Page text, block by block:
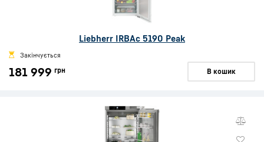
Liebherr IRBAc 5190 Peak
Закінчується
181 999 грн В кошик